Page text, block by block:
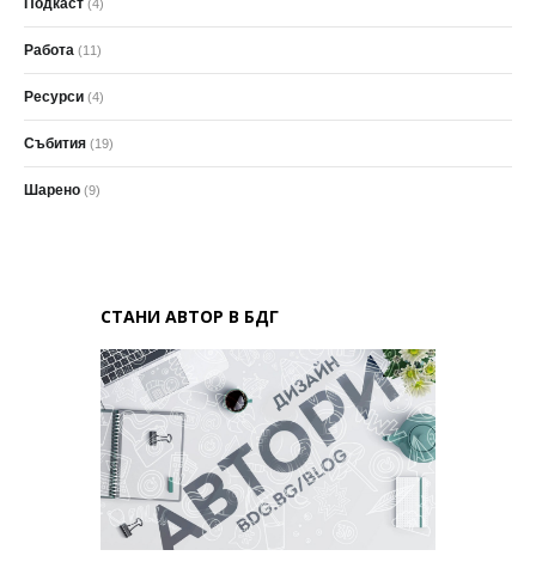
Подкаст (4)
Работа (11)
Ресурси (4)
Събития (19)
Шарено (9)
СТАНИ АВТОР В БДГ